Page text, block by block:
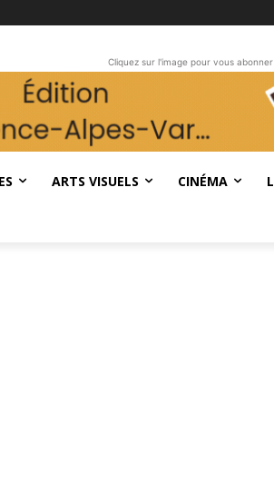
Cliquez sur l'image pour vous abonner
ARTS VISUELS CINÉMA